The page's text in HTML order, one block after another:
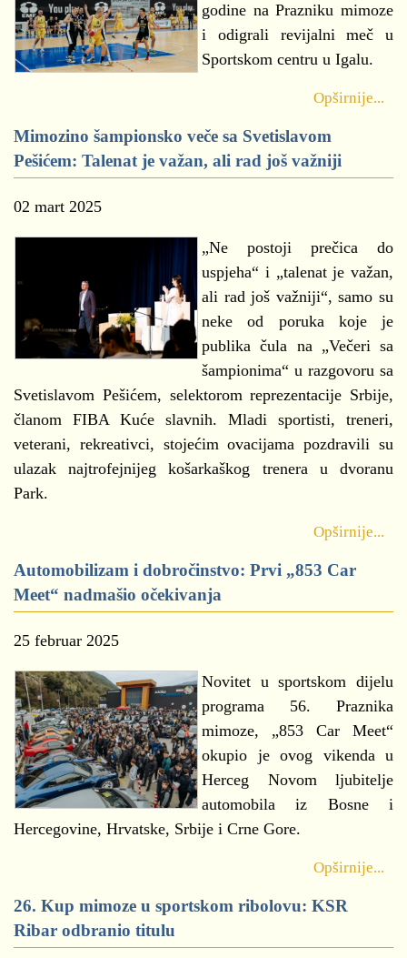
godine na Prazniku mimoze
i odigrali revijalni meč u
Sportskom centru u Igalu.
Opširnije...
Mimozino šampionsko veče sa Svetislavom
Pešićem: Talenat je važan, ali rad još važniji
02 mart 2025
„Ne postoji prečica do
uspjeha“ i „talenat je važan,
ali rad još važniji“, samo su
neke od poruka koje je
publika čula na „Večeri sa
šampionima“ u razgovoru sa
Svetislavom Pešićem, selektorom reprezentacije Srbije,
članom FIBA Kuće slavnih. Mladi sportisti, treneri,
veterani, rekreativci, stojećim ovacijama pozdravili su
ulazak najtrofejnijeg košarkaškog trenera u dvoranu
Park.
Opširnije...
Automobilizam i dobročinstvo: Prvi „853 Car
Meet“ nadmašio očekivanja
25 februar 2025
Novitet u sportskom dijelu
programa 56. Praznika
mimoze, „853 Car Meet“
okupio je ovog vikenda u
Herceg Novom ljubitelje
automobila iz Bosne i
Hercegovine, Hrvatske, Srbije i Crne Gore.
Opširnije...
26. Kup mimoze u sportskom ribolovu: KSR
Ribar odbranio titulu